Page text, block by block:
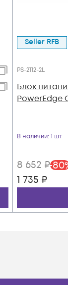
Seller RFB
PS-2112-2L
Блок
PowerEdge
В наличии: 1 шт
8 652 ₽-80%
1 735 ₽